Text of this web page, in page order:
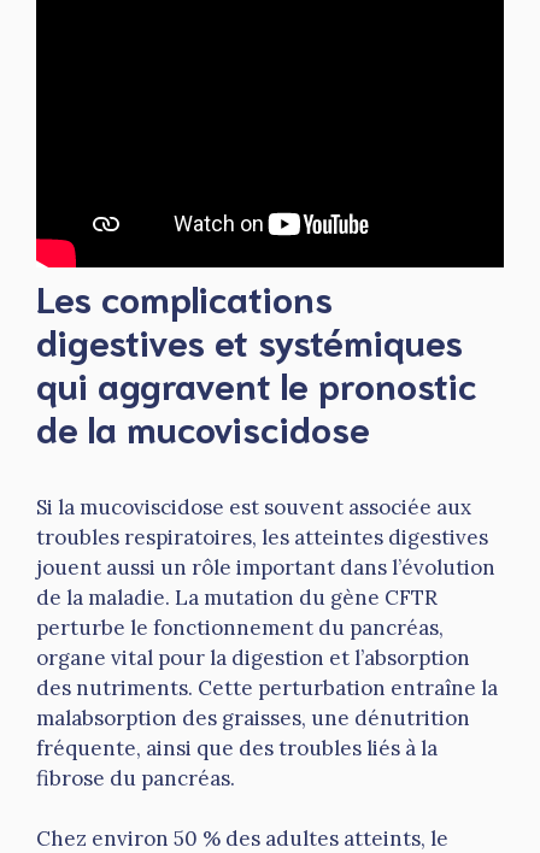
Les complications
digestives et systémiques
qui aggravent le pronostic
de la mucoviscidose
Si la mucoviscidose est souvent associée aux
troubles respiratoires, les atteintes digestives
jouent aussi un rôle important dans l’évolution
de la maladie. La mutation du gène CFTR
perturbe le fonctionnement du pancréas,
organe vital pour la digestion et l’absorption
des nutriments. Cette perturbation entraîne la
malabsorption des graisses, une dénutrition
fréquente, ainsi que des troubles liés à la
fibrose du pancréas.
Chez environ 50 % des adultes atteints, le